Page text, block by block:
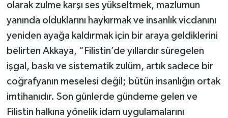
olarak zulme karşı ses yükseltmek, mazlumun
yanında olduklarını haykırmak ve insanlık vicdanını
yeniden ayağa kaldırmak için bir araya geldiklerini
belirten Akkaya, “Filistin’de yıllardır süregelen
işgal, baskı ve sistematik zulüm, artık sadece bir
coğrafyanın meselesi değil; bütün insanlığın ortak
imtihanıdır. Son günlerde gündeme gelen ve
Filistin halkına yönelik idam uygulamalarını